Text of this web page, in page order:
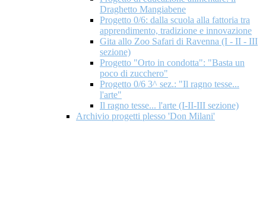
Draghetto Mangiabene
Progetto 0/6: dalla scuola alla fattoria tra
apprendimento, tradizione e innovazione
Gita allo Zoo Safari di Ravenna (I - II - III
sezione)
Progetto "Orto in condotta": "Basta un
poco di zucchero"
Progetto 0/6 3^ sez.: "Il ragno tesse...
l'arte"
Il ragno tesse... l'arte (I-II-III sezione)
Archivio progetti plesso 'Don Milani'